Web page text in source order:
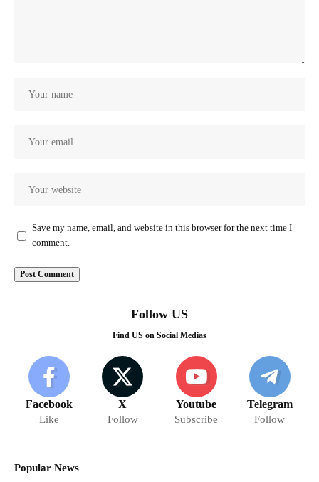
Save my name, email, and website in this browser for the next time I
comment.
Follow US
Find US on Social Medias
Facebook
Like
X
Follow
Youtube
Subscribe
Telegram
Follow
Popular News